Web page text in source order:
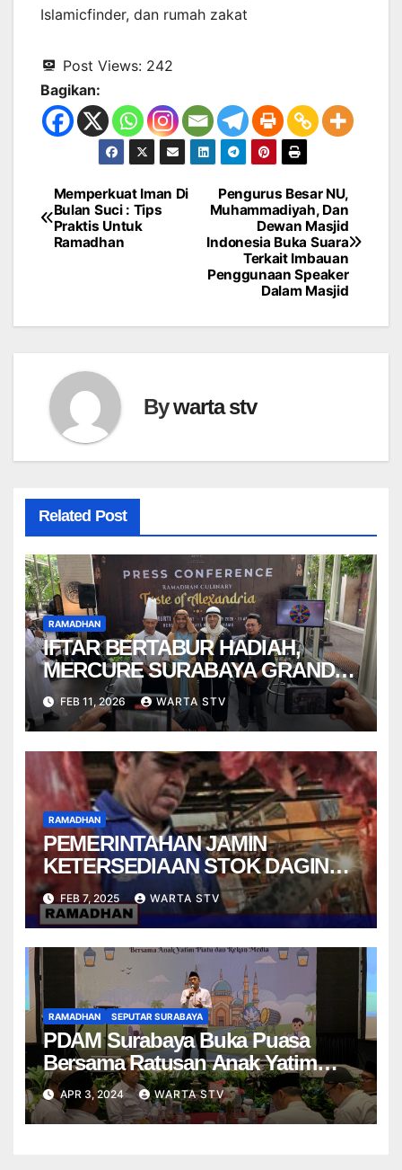
Islamicfinder, dan rumah zakat
Post Views: 242
Bagikan:
Navigasi
pos
Pengurus Besar NU,
Muhammadiyah, Dan
Dewan Masjid
Indonesia Buka Suara
Terkait Imbauan
Penggunaan Speaker
Dalam Masjid
Memperkuat Iman Di
Bulan Suci : Tips
Praktis Untuk
Ramadhan
Bywarta stv
Related Post
RAMADHAN
IFTAR BERTABUR HADIAH,
MERCURE SURABAYA GRAND
MIRAMA USUNG TEMA “TASTE
OF ALEXANDRIA”
FEB 11, 2026 WARTA STV
RAMADHAN
PEMERINTAHAN JAMIN
KETERSEDIAAN STOK DAGING
UNTUK RAMADHAN DAN
LEBARAN
FEB 7, 2025 WARTA STV
RAMADHAN SEPUTAR SURABAYA
PDAM Surabaya Buka Puasa
Bersama Ratusan Anak Yatim
Piatu
APR 3, 2024 WARTA STV